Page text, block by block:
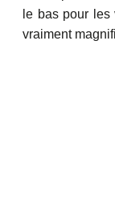
le bas pour
vraiment